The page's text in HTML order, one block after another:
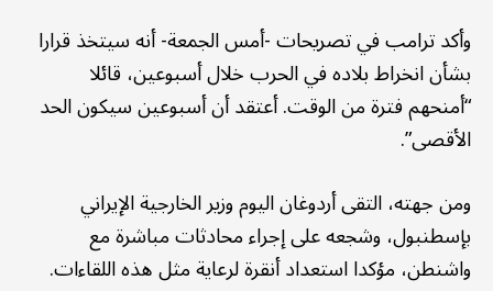
وأكد ترامب في تصريحات -أمس الجمعة- أنه سيتخذ قرارا
بشأن انخراط بلاده في الحرب خلال أسبوعين، قائلا
“أمنحهم فترة من الوقت. أعتقد أن أسبوعين سيكون الحد
الأقصى”.
ومن جهته، التقى أردوغان اليوم وزير الخارجية الإيراني
بإسطنبول، وشجعه على إجراء محادثات مباشرة مع
واشنطن، مؤكدا استعداد أنقرة لرعاية مثل هذه اللقاءات.